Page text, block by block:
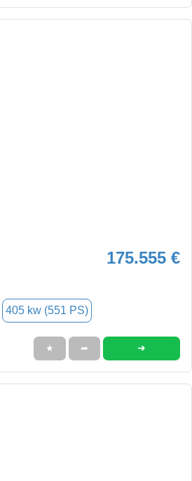
175.555 €
405 kw (551 PS)
★ ➦ ➜